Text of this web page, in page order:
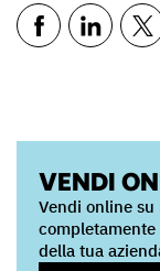
VENDI
Vendi online
della tua